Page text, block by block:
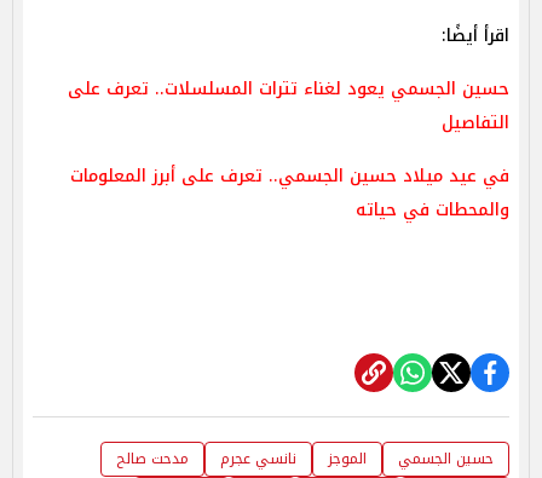
اقرأ أيضًا:
حسين الجسمي يعود لغناء تترات المسلسلات.. تعرف على
التفاصيل
في عيد ميلاد حسين الجسمي.. تعرف على أبرز المعلومات
والمحطات في حياته
حسين الجسمي الموجز نانسي عجرم
مدحت صالح